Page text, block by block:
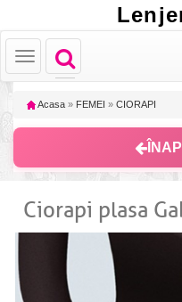
Toggle
navigation
Toggle
navigation
Acasa » FEMEI » CIORAPI
Ciorapi plasa